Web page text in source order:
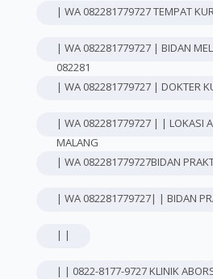
| WA 082281779727 TEMPAT
| WA 082281779727 | BIDAN
082281
| WA 082281779727 | DOKTER
| WA 082281779727 | | LOKASI
MALANG
| WA 082281779727BIDAN
| WA 082281779727| | BIDAN
| |
| | 0822-8177-9727 KLINIK